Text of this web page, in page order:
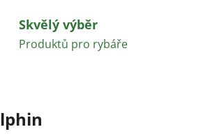
Skvělý výběr
Produktů pro rybáře